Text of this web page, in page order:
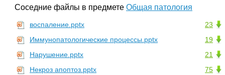
Соседние файлы в предмете Общая патология
23
воспаление.pptx
19
Иммунопатологические процессы.pptx
21
Нарушение.pptx
75
Некроз апоптоз.pptx